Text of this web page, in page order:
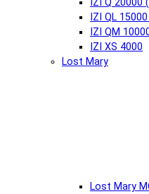
IZI Q 20000
IZI QL
IZI QM
IZI XS 4000
Lost Mary
Lost Mary